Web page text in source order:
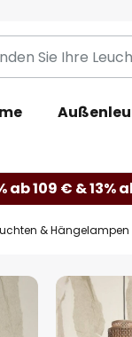
ab 109 € & 13%
& Hängelampen